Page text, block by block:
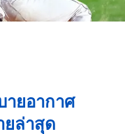
ายอากาศ
ยล่าสุด